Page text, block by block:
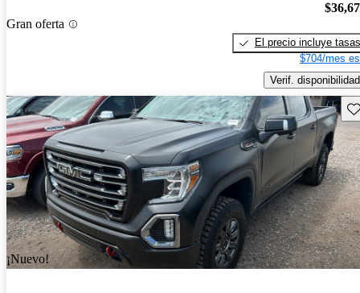
Gran oferta
El precio incluye tasas
$704/mes
Verif. disponibilidad
¡Nuevo!